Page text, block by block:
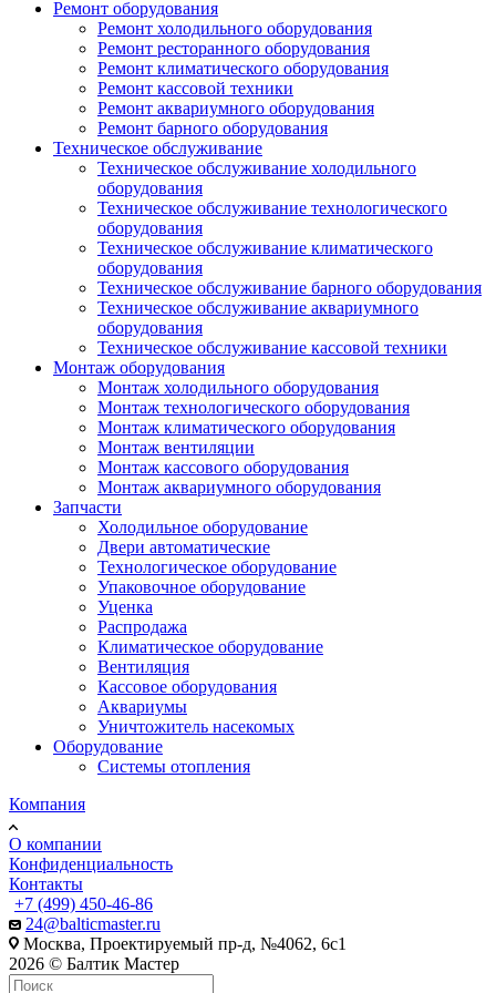
Ремонт оборудования
Ремонт холодильного оборудования
Ремонт ресторанного оборудования
Ремонт климатического оборудования
Ремонт кассовой техники
Ремонт аквариумного оборудования
Ремонт барного оборудования
Техническое обслуживание
Техническое обслуживание холодильного
оборудования
Техническое обслуживание технологического
оборудования
Техническое обслуживание климатического
оборудования
Техническое обслуживание барного оборудования
Техническое обслуживание аквариумного
оборудования
Техническое обслуживание кассовой техники
Монтаж оборудования
Монтаж холодильного оборудования
Монтаж технологического оборудования
Монтаж климатического оборудования
Монтаж вентиляции
Монтаж кассового оборудования
Монтаж аквариумного оборудования
Запчасти
Холодильное оборудование
Двери автоматические
Технологическое оборудование
Упаковочное оборудование
Уценка
Распродажа
Климатическое оборудование
Вентиляция
Кассовое оборудования
Аквариумы
Уничтожитель насекомых
Оборудование
Системы отопления
Компания
О компании
Конфиденциальность
Контакты
+7 (499) 450-46-86
24@balticmaster.ru
Москва, Проектируемый пр-д, №4062, 6с1
2026 © Балтик Мастер